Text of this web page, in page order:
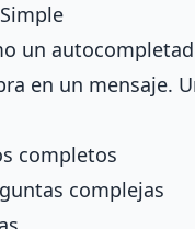
un
en un mensaje.
completos
complejas